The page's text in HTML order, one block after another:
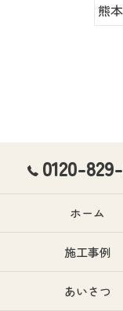
熊本
0120-
ホーム
施工事例
あいさつ